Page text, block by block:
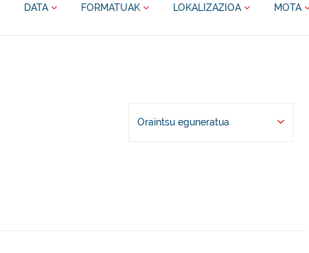
DATA FORMATUAK LOKALIZAZIOA MOTA
Oraintsu eguneratua